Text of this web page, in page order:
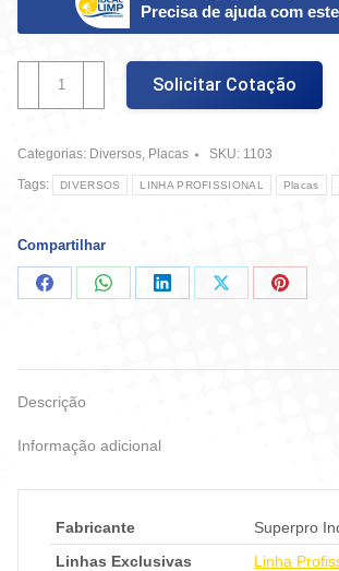
Precisa de ajuda com
Sinalizadora
Banheiro
quantidade
Solicitar Cotação
Categorias: Diversos, Placas SKU: 1103
Tags:
DIVERSOS LINHA PROFISSIONAL Placas
Compartilhar
CompartilharCompartilharCompartilharCompartilhar
Descrição
Informação adicional
Fabricante
Superpro
Linhas Exclusivas
Linha